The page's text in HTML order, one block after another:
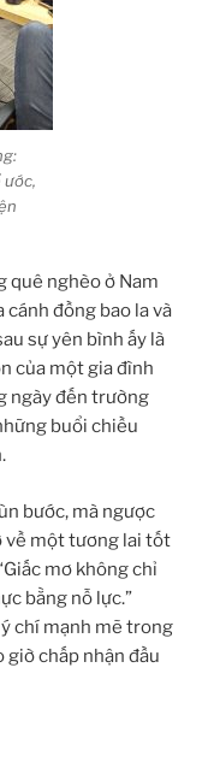
ước,
quê nghèo ở Nam
đồng bao la và
sự yên bình ấy là
của một gia đình
ngày đến trường
buổi chiều
bước, mà ngược
về một tương lai tốt
mơ không chỉ
bằng nỗ lực.”
chí mạnh mẽ trong
giờ chấp nhận đầu